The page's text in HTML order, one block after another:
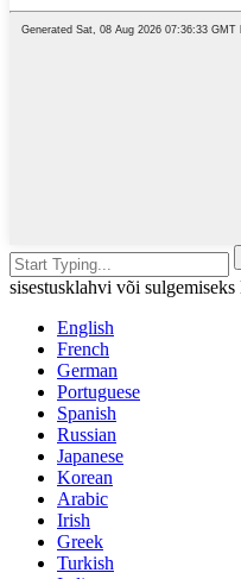
sisestusklahvi või
English
French
German
Portuguese
Spanish
Russian
Japanese
Korean
Arabic
Irish
Greek
Turkish